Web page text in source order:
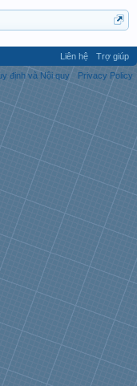
Liên hệ
Trợ giúp
định và Nội quy
Privacy Policy